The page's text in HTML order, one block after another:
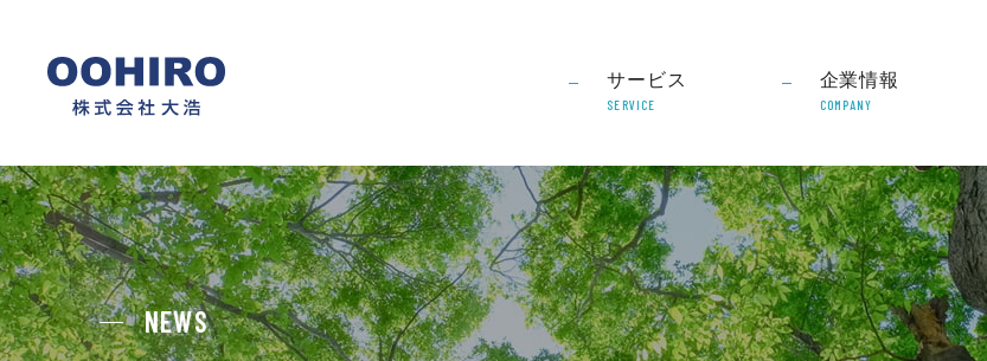
サービス
SERVICE
企業情報
COMPANY
NEWS